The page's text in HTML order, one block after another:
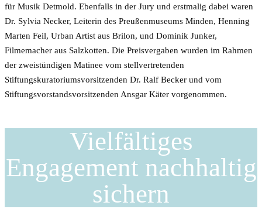
für Musik Detmold. Ebenfalls in der Jury und erstmalig dabei waren
Dr. Sylvia Necker, Leiterin des Preußenmuseums Minden, Henning
Marten Feil, Urban Artist aus Brilon, und Dominik Junker,
Filmemacher aus Salzkotten. Die Preisvergaben wurden im Rahmen
der zweistündigen Matinee vom stellvertretenden
Stiftungskuratoriumsvorsitzenden Dr. Ralf Becker und vom
Stiftungsvorstandsvorsitzenden Ansgar Käter vorgenommen.
Vielfältiges
Engagement nachhaltig
sichern